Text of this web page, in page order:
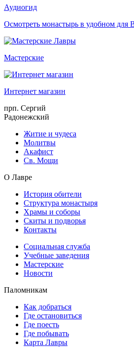
Аудиогид
Осмотреть монастырь в удобном для
Мастерские
Интернет магазин
прп. Сергий
Радонежский
Житие и чудеса
Молитвы
Акафист
Св. Мощи
О Лавре
История обители
Структура монастыря
Храмы и соборы
Скиты и подворья
Контакты
Социальная служба
Учебные заведения
Мастерские
Новости
Паломникам
Как добраться
Где остановиться
Где поесть
Где побывать
Карта Лавры